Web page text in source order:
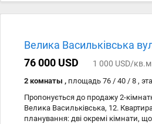
Велика Васильківська
76 000 USD
1 000 USD/кв.м
2 комнаты , площадь 76 / 40 / 8 ,
Пропонується до продажу 2-
Велика Васильківська, 12.
планування: дві окремі кімнати,